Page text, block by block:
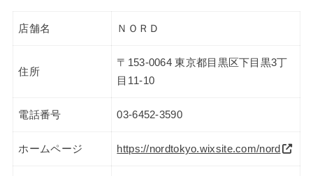
店舗名 ＮＯＲＤ
住所
〒153-0064 東京都目黒区下目黒3丁
目11-10
電話番号 03-6452-3590
ホームページ https://nordtokyo.wixsite.com/nord